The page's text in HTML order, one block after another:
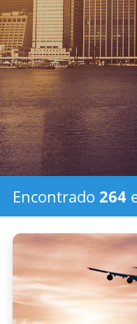
Encontrado 264